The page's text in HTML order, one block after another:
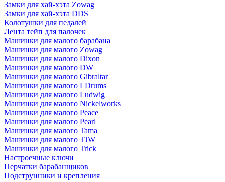
Замки для хай-хэта Zowag
Замки для хай-хэта DDS
Колотушки для педалей
Лента тейп для палочек
Машинки для малого барабана
Машинки для малого Zowag
Машинки для малого Dixon
Машинки для малого DW
Машинки для малого Gibraltar
Машинки для малого LDrums
Машинки для малого Ludwig
Машинки для малого Nickelworks
Машинки для малого Peace
Машинки для малого Pearl
Машинки для малого Tama
Машинки для малого TJW
Машинки для малого Trick
Настроечные ключи
Перчатки барабанщиков
Подструнники и крепления